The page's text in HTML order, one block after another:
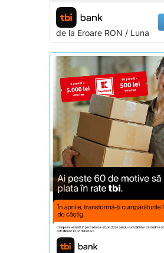
de la EroareRON / Luna